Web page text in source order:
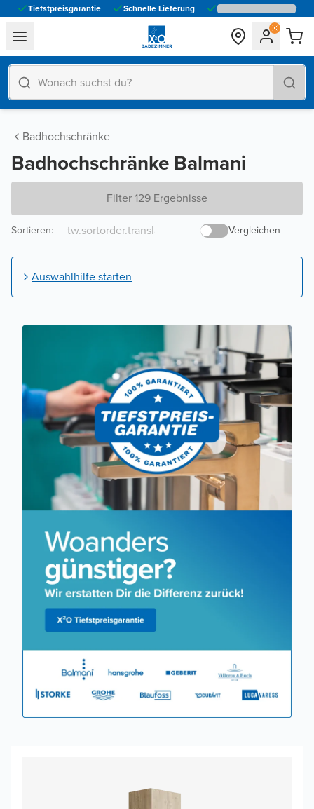
Tiefstpreisgarantie Schnelle Lieferung
general.navigation.toggle_menu.label
Badhochschränke
Badhochschränke Balmani
Filter 129 Ergebnisse
Vergleichen
Sortieren:
Auswahlhilfe starten